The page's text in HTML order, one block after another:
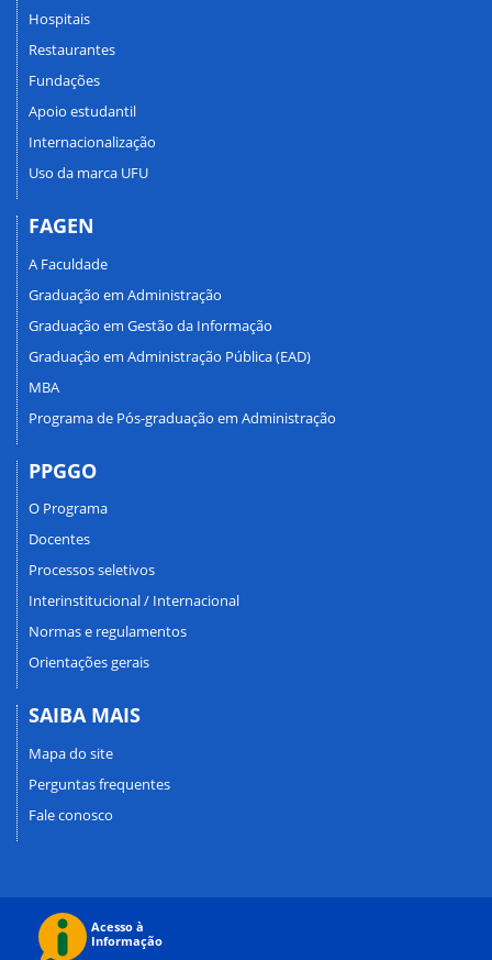
Hospitais
Restaurantes
Fundações
Apoio estudantil
Internacionalização
Uso da marca UFU
FAGEN
A Faculdade
Graduação em Administração
Graduação em Gestão da Informação
Graduação em Administração Pública (EAD)
MBA
Programa de Pós-graduação em Administração
PPGGO
O Programa
Docentes
Processos seletivos
Interinstitucional / Internacional
Normas e regulamentos
Orientações gerais
SAIBA MAIS
Mapa do site
Perguntas frequentes
Fale conosco